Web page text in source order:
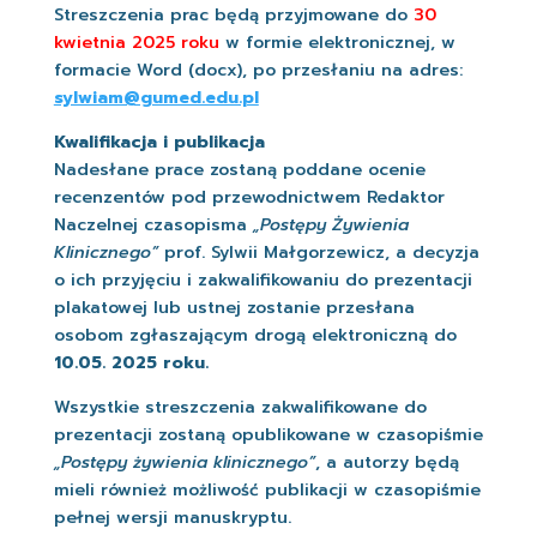
Streszczenia prac będą przyjmowane do 30
kwietnia 2025 roku w formie elektronicznej, w
formacie Word (docx), po przesłaniu na adres:
sylwiam@gumed.edu.pl
Kwalifikacja i publikacja
Nadesłane prace zostaną poddane ocenie
recenzentów pod przewodnictwem Redaktor
Naczelnej czasopisma „Postępy Żywienia
Klinicznego”prof. Sylwii Małgorzewicz, a decyzja
o ich przyjęciu i zakwalifikowaniu do prezentacji
plakatowej lub ustnej zostanie przesłana
osobom zgłaszającym drogą elektroniczną do
10.05. 2025 roku.
Wszystkie streszczenia zakwalifikowane do
prezentacji zostaną opublikowane w czasopiśmie
„Postępy żywienia klinicznego”, a autorzy będą
mieli również możliwość publikacji w czasopiśmie
pełnej wersji manuskryptu.